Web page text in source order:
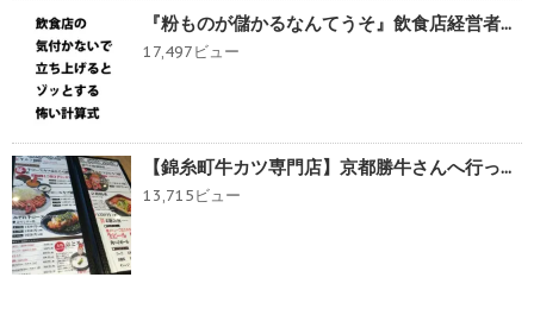
『粉ものが儲かるなんてうそ』飲食店経営者...
17,497ビュー
【錦糸町牛カツ専門店】京都勝牛さんへ行っ...
13,715ビュー